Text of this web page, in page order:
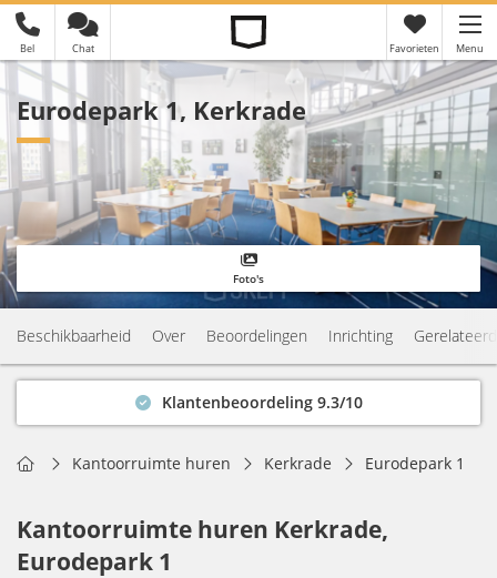
Bel Chat Favorieten Menu
Je hebt nog geen favorieten ×
Eurodepark 1, Kerkrade
Foto's
Beschikbaarheid Over Beoordelingen Inrichting Gerelateerd
Klantenbeoordeling 9.3/10
Actuele beschikbaarheid
HomeKantoorruimte huren Kerkrade Eurodepark 1
Kantoorruimte huren Kerkrade,
Eurodepark 1